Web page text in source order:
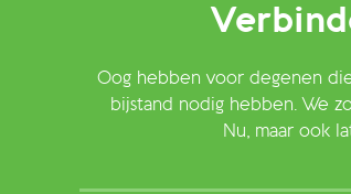
Oog hebben voor degenen
bijstand nodig hebben. We
Nu, maar ook